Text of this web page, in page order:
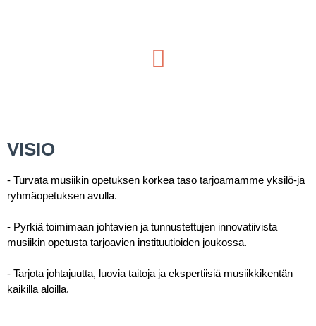
VISIO
- Turvata musiikin opetuksen korkea taso tarjoamamme yksilö-ja
ryhmäopetuksen avulla.
- Pyrkiä toimimaan johtavien ja tunnustettujen innovatiivista
musiikin opetusta tarjoavien instituutioiden joukossa.
- Tarjota johtajuutta, luovia taitoja ja ekspertiisiä musiikkikentän
kaikilla aloilla.